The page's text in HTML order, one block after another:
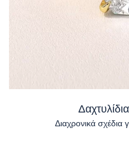
Διαχρονικά σχέδια